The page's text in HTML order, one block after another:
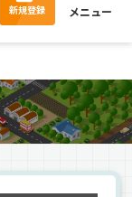
新規登録 メニュー